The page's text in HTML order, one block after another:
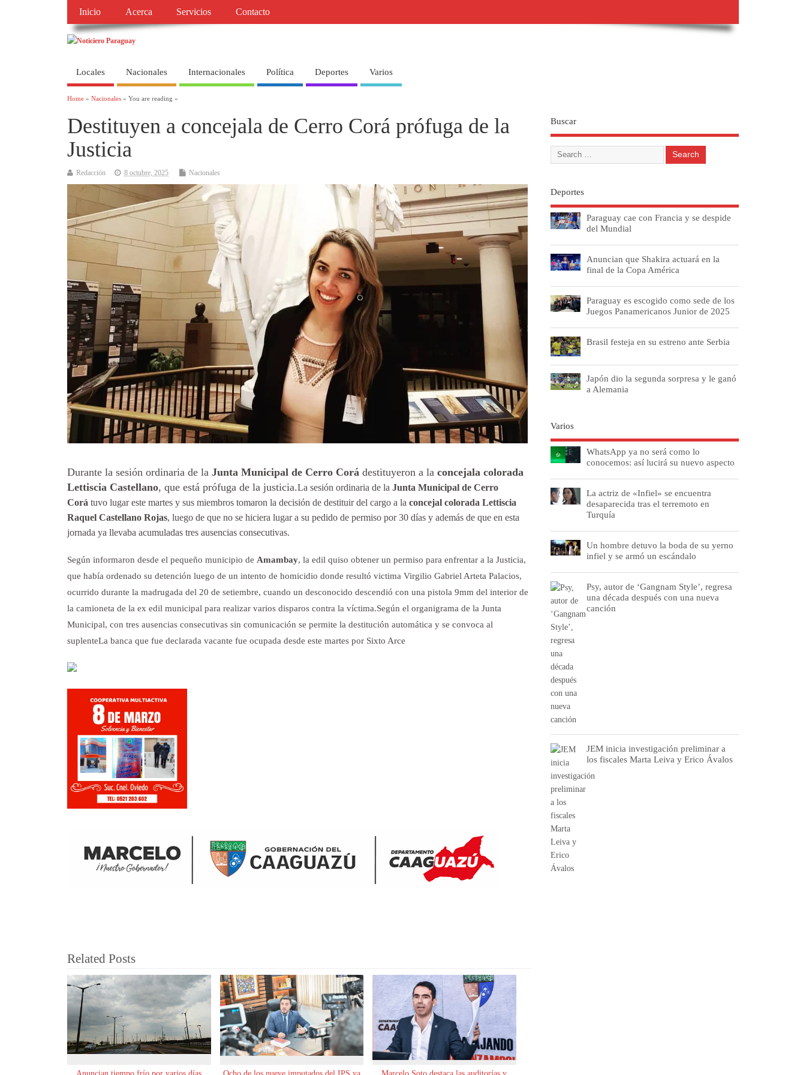
Inicio Acerca Servicios Contacto
Locales Nacionales Internacionales Política Deportes Varios
Home » Nacionales » You are reading »
Destituyen a concejala de Cerro Corá prófuga de la
Justicia
Redacción 8 octubre, 2025 Nacionales
Durante la sesión ordinaria de la Junta Municipal de Cerro Corá destituyeron a la concejala colorada
Lettiscia Castellano, que está prófuga de la justicia.La sesión ordinaria de la Junta Municipal de Cerro
Corá tuvo lugar este martes y sus miembros tomaron la decisión de destituir del cargo a la concejal colorada Lettiscia
Raquel Castellano Rojas, luego de que no se hiciera lugar a su pedido de permiso por 30 días y además de que en esta
jornada ya llevaba acumuladas tres ausencias consecutivas.
Según informaron desde el pequeño municipio de Amambay, la edil quiso obtener un permiso para enfrentar a la Justicia,
que había ordenado su detención luego de un intento de homicidio donde resultó victima Virgilio Gabriel Arteta Palacios,
ocurrido durante la madrugada del 20 de setiembre, cuando un desconocido descendió con una pistola 9mm del interior de
la camioneta de la ex edil municipal para realizar varios disparos contra la víctima.Según el organigrama de la Junta
Municipal, con tres ausencias consecutivas sin comunicación se permite la destitución automática y se convoca al
suplenteLa banca que fue declarada vacante fue ocupada desde este martes por Sixto Arce
Related Posts
Buscar
Deportes
Paraguay cae con Francia y se despide
del Mundial
Anuncian que Shakira actuará en la
final de la Copa América
Paraguay es escogido como sede de los
Juegos Panamericanos Junior de 2025
Brasil festeja en su estreno ante Serbia
Japón dio la segunda sorpresa y le ganó
a Alemania
Varios
WhatsApp ya no será como lo
conocemos: así lucirá su nuevo aspecto
La actriz de «Infiel» se encuentra
desaparecida tras el terremoto en
Turquía
Un hombre detuvo la boda de su yerno
infiel y se armó un escándalo
Psy, autor de ‘Gangnam Style’, regresa
una década después con una nueva
canción
JEM inicia investigación preliminar a
los fiscales Marta Leiva y Erico Ávalos